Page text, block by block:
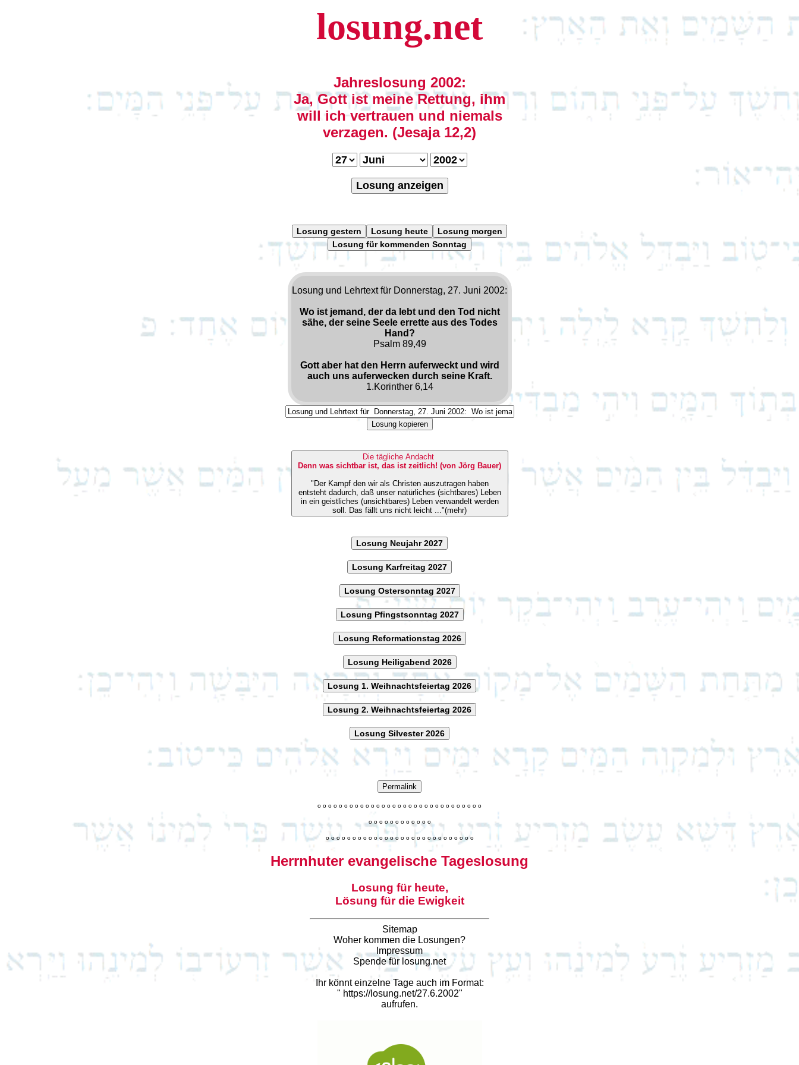
losung.net
Jahreslosung 2002:
Ja, Gott ist meine Rettung, ihm
will ich vertrauen und niemals
verzagen. (Jesaja 12,2)
Losung anzeigen
Losung gestern Losung heute
Losung morgen
Losung für kommenden Sonntag
Losung und Lehrtext für Donnerstag, 27. Juni 2002:
Wo ist jemand, der da lebt und den Tod nicht
sähe, der seine Seele errette aus des Todes
Hand?
Psalm 89,49
Gott aber hat den Herrn auferweckt und wird
auch uns auferwecken durch seine Kraft.
1.Korinther 6,14
Losung kopieren
Die tägliche Andacht
Denn was sichtbar ist, das ist zeitlich! (von Jörg Bauer)
"Der Kampf den wir als Christen auszutragen haben
entsteht dadurch, daß unser natürliches (sichtbares) Leben
in ein geistliches (unsichtbares) Leben verwandelt werden
soll. Das fällt uns nicht leicht ..."(mehr)
Losung Neujahr 2027
Losung Karfreitag 2027
Losung Ostersonntag 2027
Losung Pfingstsonntag 2027
Losung Reformationstag 2026
Losung Heiligabend 2026
Losung 1. Weihnachtsfeiertag 2026
Losung 2. Weihnachtsfeiertag 2026
Losung Silvester 2026
Permalink
o o o o o o o o o o o o o o o o o o o o o o o o o o o o o o o
o o o o o o o o o o o o
o o o o o o o o o o o o o o o o o o o o o o o o o o o o
Herrnhuter evangelische Tageslosung
Losung für heute,
Lösung für die Ewigkeit
Sitemap
Woher kommen die Losungen?
Impressum
Spende für losung.net
Ihr könnt einzelne Tage auch im Format:
" https://losung.net/27.6.2002"
aufrufen.